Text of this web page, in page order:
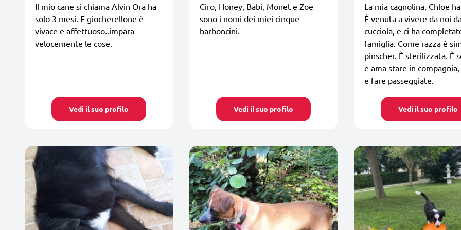
Il mio cane si chiama Alvin Ora ha
solo 3 mesi. E giocherellone è
vivace e affettuoso..impara
velocemente le cose.
Vedi il suo profilo
Ciro, Honey, Babi, Monet e Zoe
sono i nomi dei miei cinque
barboncini.
Vedi il suo profilo
La mia cagnolina, Chloe
È venuta a vivere da noi
cucciola, e ci ha
famiglia. Come razza è
pinscher. È sterilizzata. È
e ama stare in
e fare passeggiate.
Vedi il suo profilo